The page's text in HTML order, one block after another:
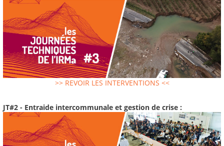
>> REVOIR LES INTERVENTIONS <<
JT#2 - Entraide intercommunale et gestion de crise :